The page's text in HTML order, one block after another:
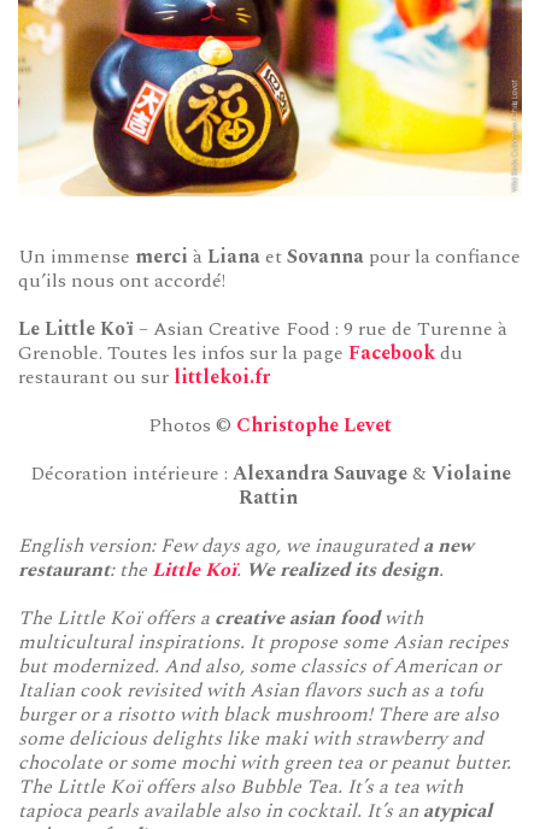
Un immense merci à LianaetSovanna pour la confiance
qu’ils nous ont accordé!
Le Little Koï – Asian Creative Food : 9 rue de Turenne à
Grenoble. Toutes les infos sur la page Facebookdu
restaurant ou sur littlekoi.fr
Photos © Christophe Levet
Décoration intérieure : Alexandra Sauvage&Violaine
Rattin
English version: Few days ago, we inaugurateda new
restaurant: the Little Koï. We realized its design.
The Little Koï offers a creative asian foodwith
multicultural inspirations. It propose some Asian recipes
but modernized. And also, some classics of American or
Italian cook revisited with Asian flavors such as a tofu
burger or a risotto with black mushroom! There are also
some delicious delights like maki with strawberry and
chocolate or some mochi with green tea or peanut butter.
The Little Koï offers also Bubble Tea. It’s a tea with
tapioca pearls available also in cocktail. It’s an atypical